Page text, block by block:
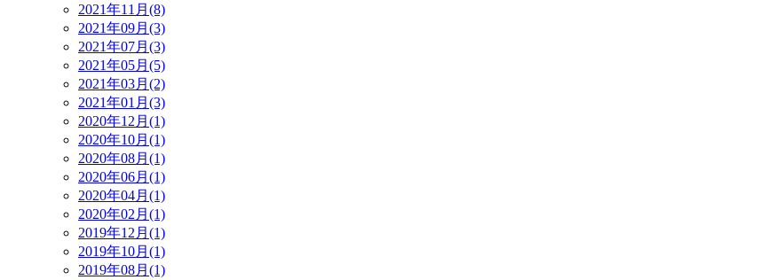
2021年11月(8)
2021年09月(3)
2021年07月(3)
2021年05月(5)
2021年03月(2)
2021年01月(3)
2020年12月(1)
2020年10月(1)
2020年08月(1)
2020年06月(1)
2020年04月(1)
2020年02月(1)
2019年12月(1)
2019年10月(1)
2019年08月(1)